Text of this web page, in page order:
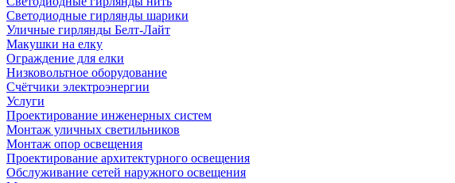
Светодиодные гирлянды шарики
Уличные гирлянды Белт-Лайт
Макушки на елку
Ограждение для елки
Низковольтное оборудование
Счётчики электроэнергии
Услуги
Проектирование инженерных систем
Монтаж уличных светильников
Монтаж опор освещения
Проектирование архитектурного освещения
Обслуживание сетей наружного освещения